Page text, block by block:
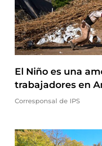
El Niño es una
trabajadores en
Corresponsal de IPS